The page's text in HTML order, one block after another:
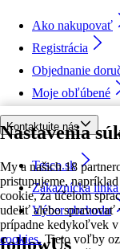
Nastavenia
My a našich 18
pristupujeme,
cookie, za účelom
udeliť alebo
prípadne kedykoľvek v
cookies. Tieto voľby
Ako nakupovať
Registrácia
Objednanie
Moje obľúbené
Kontaktujte nás
Tesco.sk
Zákaznícka
Výber obchodu
followUs